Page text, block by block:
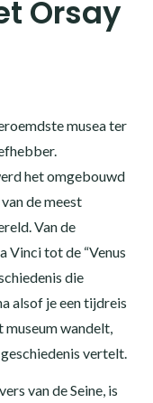
Orsay
musea ter
het omgebouwd
de meest
Van de
Vinci tot de “Venus
die
alsof je een tijdreis
wandelt,
vertelt.
van de Seine, is